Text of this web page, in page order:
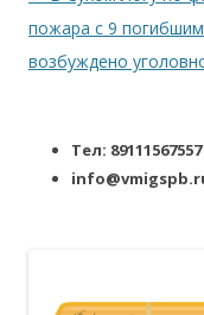
пожара с 9
возбуждено
Тел: 89111567557